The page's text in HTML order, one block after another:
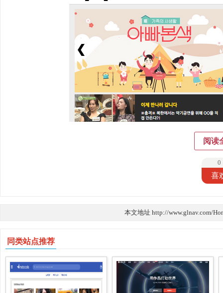
阅读
0
喜
本文地址 http://www.glnav.com/
同类站点推荐